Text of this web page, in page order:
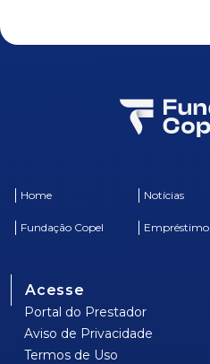
Home Notícias
Fundação Copel Empréstimo
Acesse
Portal do Prestador
Aviso de Privacidade
Termos de Uso